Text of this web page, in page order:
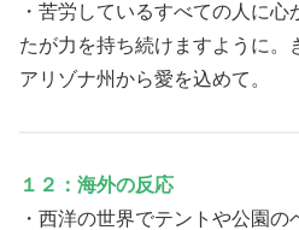
・苦労しているすべての人に
たが力を持ち続けますように。
アリゾナ州から愛を込めて。
１２：海外の反応
・西洋の世界でテントや公園